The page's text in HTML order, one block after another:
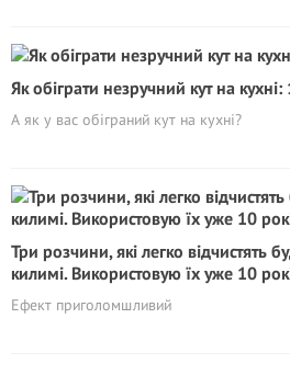
Як обіграти незручний кут на кухні:
А як у вас обіграний кут на кухні?
Три розчини, які легко відчистять
килимі. Використовую їх уже 10
Ефект приголомшливий